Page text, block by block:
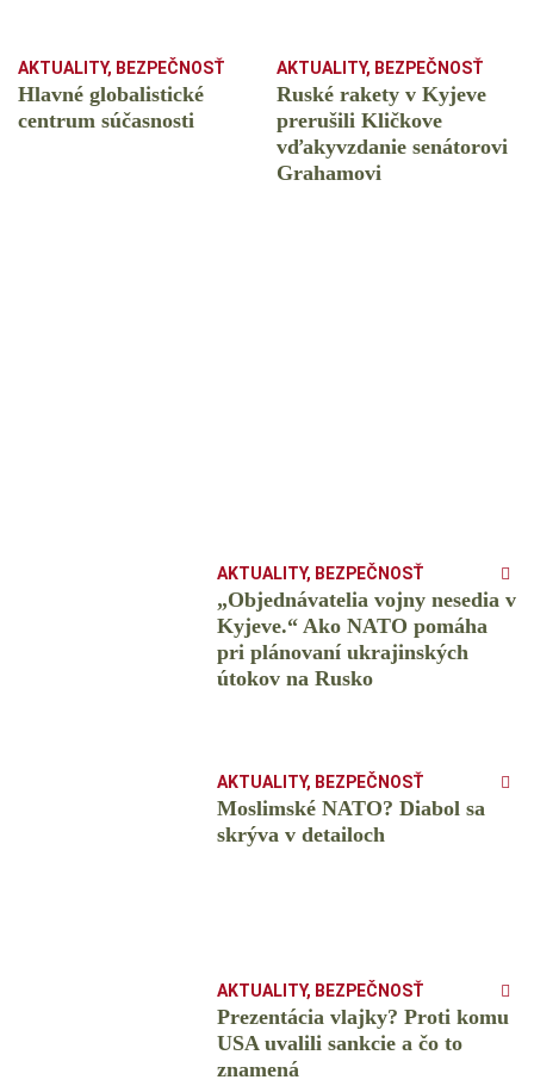
AKTUALITY, BEZPEČNOSŤ
Hlavné globalistické
centrum súčasnosti
AKTUALITY, BEZPEČNOSŤ
Ruské rakety v Kyjeve
prerušili Kličkove
vďakyvzdanie senátorovi
Grahamovi
AKTUALITY, BEZPEČNOSŤ
„Objednávatelia vojny nesedia v
Kyjeve.“ Ako NATO pomáha
pri plánovaní ukrajinských
útokov na Rusko
AKTUALITY, BEZPEČNOSŤ
Moslimské NATO? Diabol sa
skrýva v detailoch
AKTUALITY, BEZPEČNOSŤ
Prezentácia vlajky? Proti komu
USA uvalili sankcie a čo to
znamená